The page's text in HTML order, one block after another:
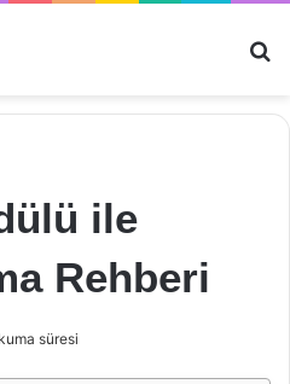
ile
Rehberi
süresi